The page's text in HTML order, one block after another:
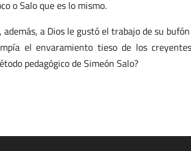
o Salo que es lo mismo.
además, a Dios le gustó el trabajo de su
el envaramiento tieso de los
pedagógico de Simeón Salo?